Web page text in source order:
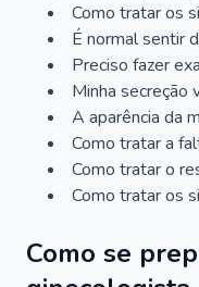
Como tratar os
É normal sentir
Preciso fazer
Minha secreção
A aparência da
Como tratar a
Como tratar o
Como tratar os
Como se